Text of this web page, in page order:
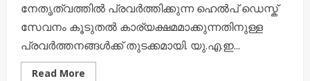
നേതൃത്വത്തിൽ പ്രവർത്തിക്കുന്ന ഹെൽപ് ഡെസ്ക്
സേവനം കൂടുതൽ കാര്യക്ഷമമാക്കുന്നതിനുള്ള
പ്രവർത്തനങ്ങൾക്ക് തുടക്കമായി. യു.എ.ഇ...
Read More